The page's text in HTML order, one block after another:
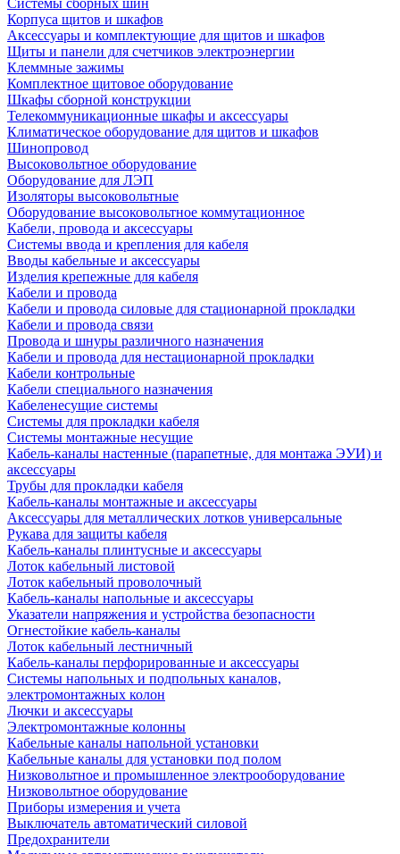
Системы сборных шин
Корпуса щитов и шкафов
Аксессуары и комплектующие для щитов и шкафов
Щиты и панели для счетчиков электроэнергии
Клеммные зажимы
Комплектное щитовое оборудование
Шкафы сборной конструкции
Телекоммуникационные шкафы и аксессуары
Климатическое оборудование для щитов и шкафов
Шинопровод
Высоковольтное оборудование
Оборудование для ЛЭП
Изоляторы высоковольтные
Оборудование высоковольтное коммутационное
Кабели, провода и аксессуары
Системы ввода и крепления для кабеля
Вводы кабельные и аксессуары
Изделия крепежные для кабеля
Кабели и провода
Кабели и провода силовые для стационарной прокладки
Кабели и провода связи
Провода и шнуры различного назначения
Кабели и провода для нестационарной прокладки
Кабели контрольные
Кабели специального назначения
Кабеленесущие системы
Системы для прокладки кабеля
Системы монтажные несущие
Кабель-каналы настенные (парапетные, для монтажа ЭУИ) и
аксессуары
Трубы для прокладки кабеля
Кабель-каналы монтажные и аксессуары
Аксессуары для металлических лотков универсальные
Рукава для защиты кабеля
Кабель-каналы плинтусные и аксессуары
Лоток кабельный листовой
Лоток кабельный проволочный
Кабель-каналы напольные и аксессуары
Указатели напряжения и устройства безопасности
Огнестойкие кабель-каналы
Лоток кабельный лестничный
Кабель-каналы перфорированные и аксессуары
Системы напольных и подпольных каналов,
электромонтажных колон
Лючки и аксессуары
Электромонтажные колонны
Кабельные каналы напольной установки
Кабельные каналы для установки под полом
Низковольтное и промышленное электрооборудование
Низковольтное оборудование
Приборы измерения и учета
Выключатель автоматический силовой
Предохранители